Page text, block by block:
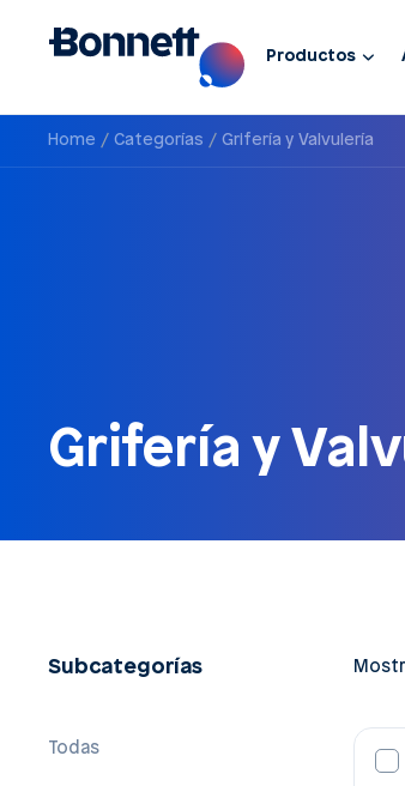
Productos
Home Categorías Grifería y Valvulería
Grifería y
Subcategorías
Todas